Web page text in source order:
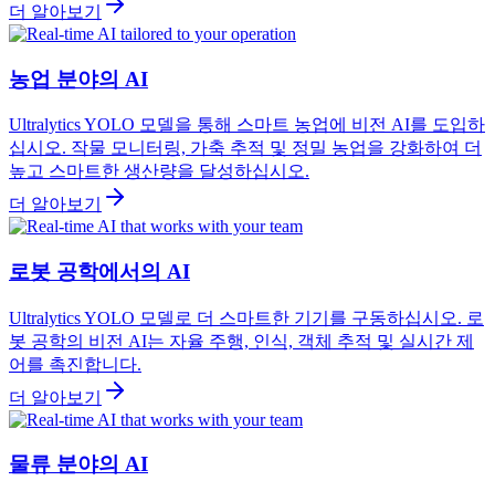
더 알아보기
농업 분야의 AI
Ultralytics YOLO 모델을 통해 스마트 농업에 비전 AI를 도입하
십시오. 작물 모니터링, 가축 추적 및 정밀 농업을 강화하여 더
높고 스마트한 생산량을 달성하십시오.
더 알아보기
로봇 공학에서의 AI
Ultralytics YOLO 모델로 더 스마트한 기기를 구동하십시오. 로
봇 공학의 비전 AI는 자율 주행, 인식, 객체 추적 및 실시간 제
어를 촉진합니다.
더 알아보기
물류 분야의 AI